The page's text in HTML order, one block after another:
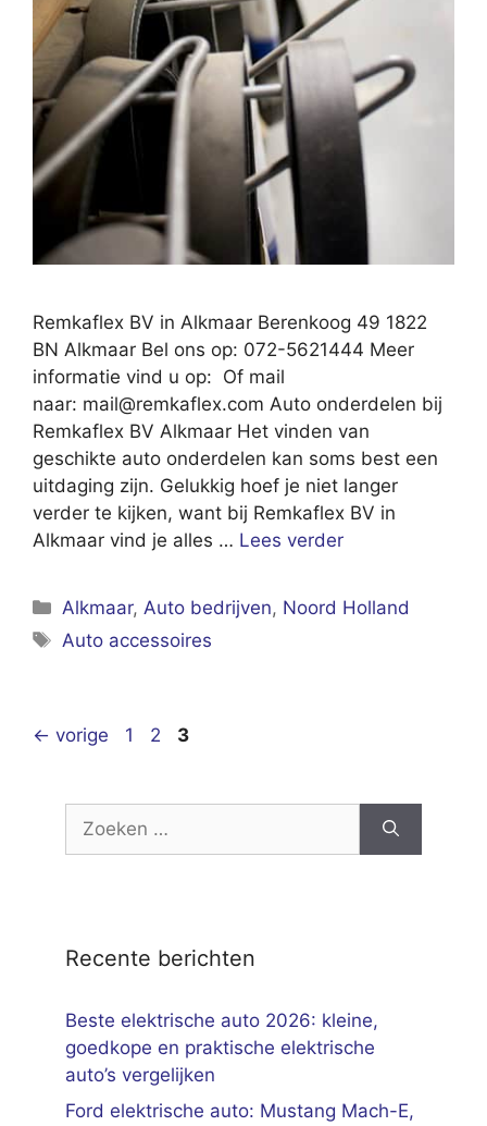
Remkaflex BV in Alkmaar Berenkoog 49 1822
BN Alkmaar Bel ons op: 072-5621444 Meer
informatie vind u op: Of mail
naar: mail@remkaflex.com Auto onderdelen bij
Remkaflex BV Alkmaar Het vinden van
geschikte auto onderdelen kan soms best een
uitdaging zijn. Gelukkig hoef je niet langer
verder te kijken, want bij Remkaflex BV in
Alkmaar vind je alles … Lees verder
Categorieën
Alkmaar, Auto bedrijven, Noord Holland
Tags
Auto accessoires
← vorige Pagina
1 Pagina
2 Pagina
3
naar:
Recente berichten
Beste elektrische auto 2026: kleine,
goedkope en praktische elektrische
auto’s vergelijken
Ford elektrische auto: Mustang Mach-E,